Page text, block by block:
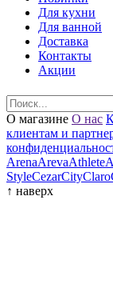
Для кухни
Для ванной
Доставка
Контакты
Акции
О магазине О нас
клиентам и
ArenaArevaAthlete
StyleCezarCityClaro
↑ наверх